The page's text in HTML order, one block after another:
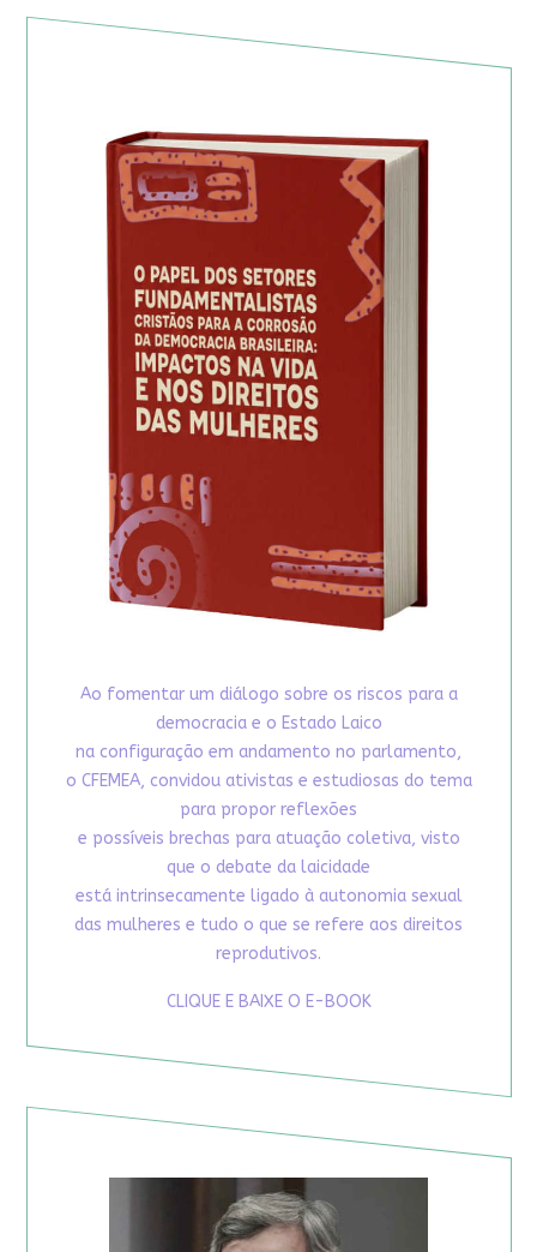
Ao fomentar um diálogo sobre os riscos para a
democracia e o Estado Laico
na configuração em andamento no parlamento,
o CFEMEA, convidou ativistas e estudiosas do tema
para propor reflexões
e possíveis brechas para atuação coletiva, visto
que o debate da laicidade
está intrinsecamente ligado à autonomia sexual
das mulheres e tudo o que se refere aos direitos
reprodutivos.
CLIQUE E BAIXE O E-BOOK